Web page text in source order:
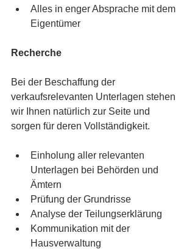
Alles in enger Absprache mit dem
Eigentümer
Recherche
Bei der Beschaffung der
verkaufsrelevanten Unterlagen stehen
wir Ihnen natürlich zur Seite und
sorgen für deren Vollständigkeit.
Einholung aller relevanten
Unterlagen bei Behörden und
Ämtern
Prüfung der Grundrisse
Analyse der Teilungserklärung
Kommunikation mit der
Hausverwaltung